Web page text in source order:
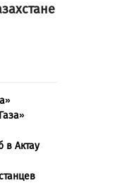
в Актау